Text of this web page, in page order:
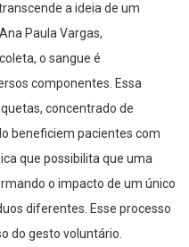
a ideia de um
Paula Vargas,
o sangue é
componentes. Essa
concentrado de
beneficiem pacientes com
que possibilita que uma
o impacto de um único
diferentes. Esse processo
do gesto voluntário.